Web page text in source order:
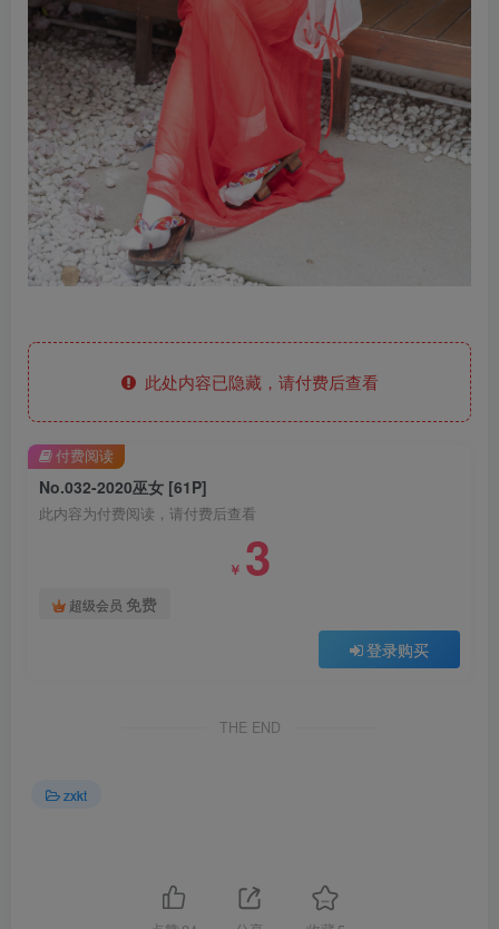
此处内容已隐藏，请付费后查看
No.032-2020巫女 [61P]
此内容为付费阅读，请付费后查看
￥ 3
超级会员 免费
登录购买
付费阅读
THE END
zxkt